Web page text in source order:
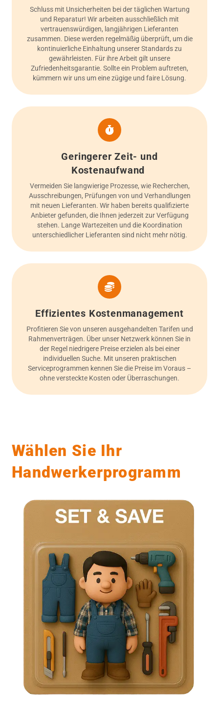
Schluss mit Unsicherheiten bei der täglichen Wartung
und Reparatur! Wir arbeiten ausschließlich mit
vertrauenswürdigen, langjährigen Lieferanten
zusammen. Diese werden regelmäßig überprüft, um die
kontinuierliche Einhaltung unserer Standards zu
gewährleisten. Für ihre Arbeit gilt unsere
Zufriedenheitsgarantie. Sollte ein Problem auftreten,
kümmern wir uns um eine zügige und faire Lösung.
Geringerer Zeit- und
Kostenaufwand
Vermeiden Sie langwierige Prozesse, wie Recherchen,
Ausschreibungen, Prüfungen von und Verhandlungen
mit neuen Lieferanten. Wir haben bereits qualifizierte
Anbieter gefunden, die Ihnen jederzeit zur Verfügung
stehen. Lange Wartezeiten und die Koordination
unterschiedlicher Lieferanten sind nicht mehr nötig.
Effizientes Kostenmanagement
Profitieren Sie von unseren ausgehandelten Tarifen und
Rahmenverträgen. Über unser Netzwerk können Sie in
der Regel niedrigere Preise erzielen als bei einer
individuellen Suche. Mit unseren praktischen
Serviceprogrammen kennen Sie die Preise im Voraus –
ohne versteckte Kosten oder Überraschungen.
Wählen Sie Ihr
Handwerkerprogramm